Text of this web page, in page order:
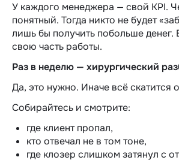
У каждого менеджера — свой KPI.
понятный. Тогда никто не будет
лишь бы получить побольше денег.
свою часть работы.
Раз в неделю — хирургический
Да, это нужно. Иначе всё скатится
Собирайтесь и смотрите:
где клиент пропал,
кто отвечал не в том тоне,
где клозер слишком затянул с